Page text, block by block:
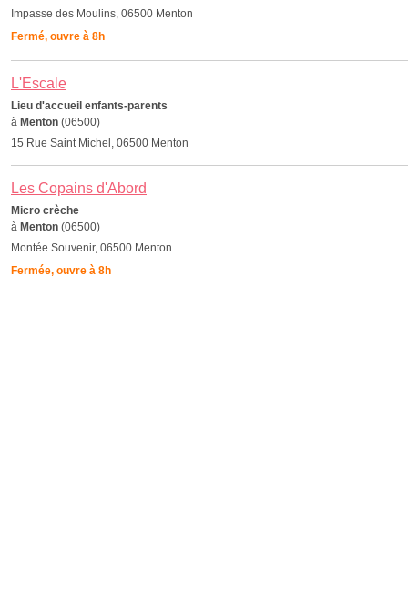
Impasse des Moulins, 06500 Menton
Fermé, ouvre à 8h
L'Escale
Lieu d'accueil enfants-parents
à Menton (06500)
15 Rue Saint Michel, 06500 Menton
Les Copains d'Abord
Micro crèche
à Menton (06500)
Montée Souvenir, 06500 Menton
Fermée, ouvre à 8h